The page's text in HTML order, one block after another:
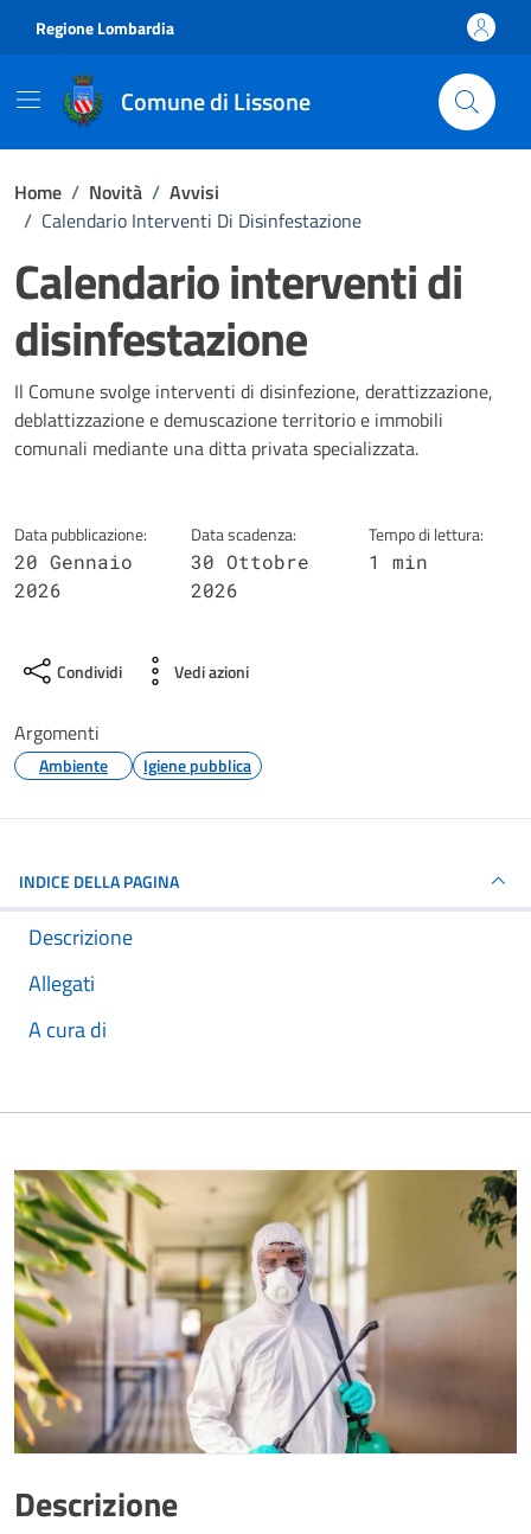
Regione Lombardia
Comune di Lissone
Home / Novità / Avvisi
/ Calendario Interventi Di Disinfestazione
Calendario interventi di
disinfestazione
Dettagli della notizia
Il Comune svolge interventi di disinfezione, derattizzazione,
deblattizzazione e demuscazione territorio e immobili
comunali mediante una ditta privata specializzata.
Data pubblicazione:
20 Gennaio
2026
Data scadenza:
30 Ottobre
2026
Tempo di lettura:
1 min
Condividi Vedi azioni
Argomenti
Ambiente Igiene pubblica
INDICE DELLA PAGINA
Descrizione
Allegati
A cura di
Descrizione